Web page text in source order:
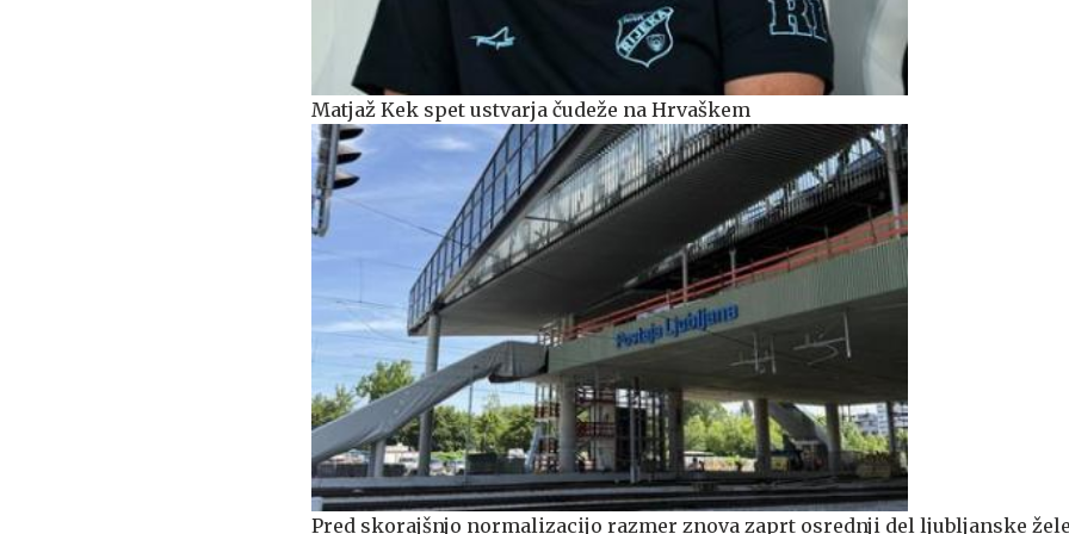
Matjaž Kek spet ustvarja čudeže na Hrvaškem
Pred skorajšnjo normalizacijo razmer znova zaprt osrednji del ljubljanske